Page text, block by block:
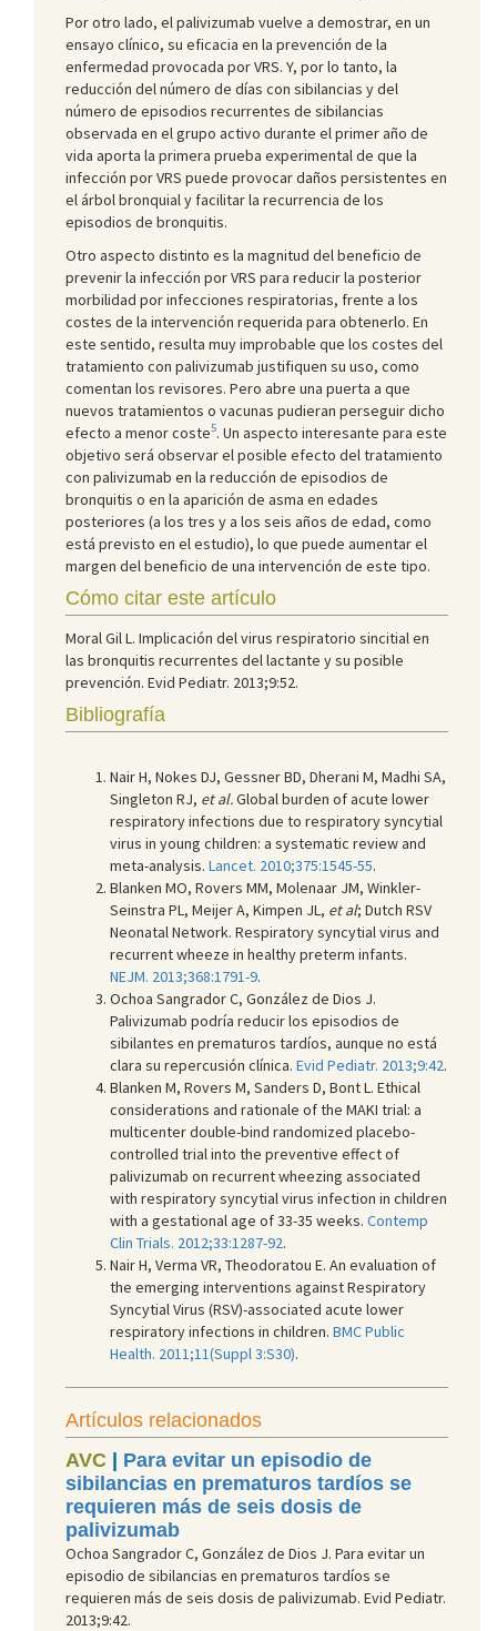
Por otro lado, el palivizumab vuelve a demostrar, en un
ensayo clínico, su eficacia en la prevención de la
enfermedad provocada por VRS. Y, por lo tanto, la
reducción del número de días con sibilancias y del
número de episodios recurrentes de sibilancias
observada en el grupo activo durante el primer año de
vida aporta la primera prueba experimental de que la
infección por VRS puede provocar daños persistentes en
el árbol bronquial y facilitar la recurrencia de los
episodios de bronquitis.
Otro aspecto distinto es la magnitud del beneficio de
prevenir la infección por VRS para reducir la posterior
morbilidad por infecciones respiratorias, frente a los
costes de la intervención requerida para obtenerlo. En
este sentido, resulta muy improbable que los costes del
tratamiento con palivizumab justifiquen su uso, como
comentan los revisores. Pero abre una puerta a que
nuevos tratamientos o vacunas pudieran perseguir dicho
efecto a menor coste5. Un aspecto interesante para este
objetivo será observar el posible efecto del tratamiento
con palivizumab en la reducción de episodios de
bronquitis o en la aparición de asma en edades
posteriores (a los tres y a los seis años de edad, como
está previsto en el estudio), lo que puede aumentar el
margen del beneficio de una intervención de este tipo.
Cómo citar este artículo
Moral Gil L. Implicación del virus respiratorio sincitial en
las bronquitis recurrentes del lactante y su posible
prevención. Evid Pediatr. 2013;9:52.
Bibliografía
Nair H, Nokes DJ, Gessner BD, Dherani M, Madhi SA,
Singleton RJ, et al.Global burden of acute lower
respiratory infections due to respiratory syncytial
virus in young children: a systematic review and
meta-analysis. Lancet. 2010;375:1545-55.
Blanken MO, Rovers MM, Molenaar JM, Winkler-
Seinstra PL, Meijer A, Kimpen JL, et al; Dutch RSV
Neonatal Network. Respiratory syncytial virus and
recurrent wheeze in healthy preterm infants.
NEJM. 2013;368:1791-9.
Ochoa Sangrador C, González de Dios J.
Palivizumab podría reducir los episodios de
sibilantes en prematuros tardíos, aunque no está
clara su repercusión clínica. Evid Pediatr. 2013;9:42.
Blanken M, Rovers M, Sanders D, Bont L. Ethical
considerations and rationale of the MAKI trial: a
multicenter double-bind randomized placebo-
controlled trial into the preventive effect of
palivizumab on recurrent wheezing associated
with respiratory syncytial virus infection in children
with a gestational age of 33-35 weeks. Contemp
Clin Trials. 2012;33:1287-92.
Nair H, Verma VR, Theodoratou E. An evaluation of
the emerging interventions against Respiratory
Syncytial Virus (RSV)-associated acute lower
respiratory infections in children. BMC Public
Health. 2011;11(Suppl 3:S30).
Artículos relacionados
AVC | Para evitar un episodio de
sibilancias en prematuros tardíos se
requieren más de seis dosis de
palivizumab
Ochoa Sangrador C, González de Dios J. Para evitar un
episodio de sibilancias en prematuros tardíos se
requieren más de seis dosis de palivizumab. Evid Pediatr.
2013;9:42.